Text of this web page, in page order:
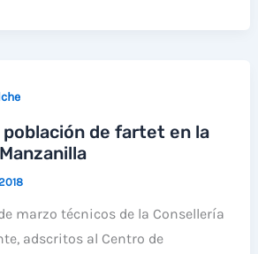
población de fartet en la
marzo técnicos de la Consellería
adscritos al Centro de